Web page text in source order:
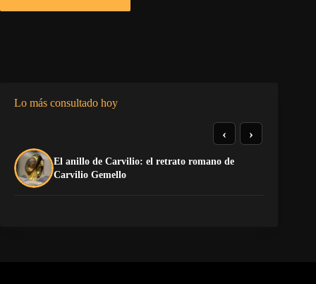
Lo más consultado hoy
El anillo de Carvilio: el retrato romano de
Carvilio Gemello
‹ ›